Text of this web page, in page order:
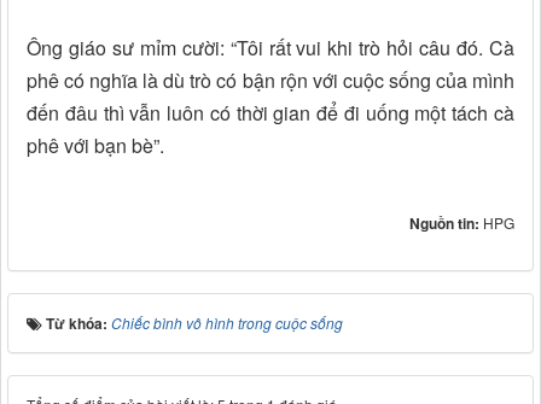
Ông giáo sư mỉm cười: “Tôi rất vui khi trò hỏi câu đó. Cà
phê có nghĩa là dù trò có bận rộn với cuộc sống của mình
đến đâu thì vẫn luôn có thời gian để đi uống một tách cà
phê với bạn bè”.
Nguồn tin: HPG
Từ khóa: Chiếc bình vô hình trong cuộc sống